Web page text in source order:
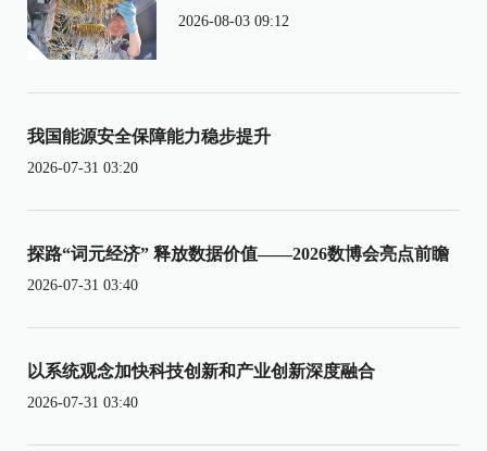
2026-08-03 09:12
我国能源安全保障能力稳步提升
2026-07-31 03:20
探路“词元经济” 释放数据价值——2026数博会亮点前瞻
2026-07-31 03:40
以系统观念加快科技创新和产业创新深度融合
2026-07-31 03:40